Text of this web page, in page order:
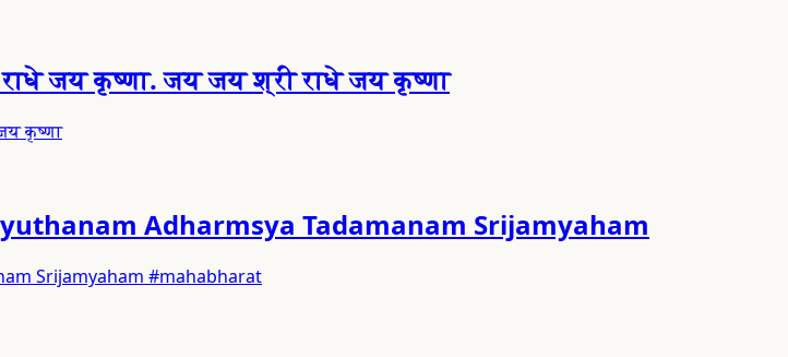
जय कृष्णा. जय जय श्री राधे जय कृष्णा
कृष्णा
Adharmsya Tadamanam Srijamyaham
Srijamyaham #mahabharat